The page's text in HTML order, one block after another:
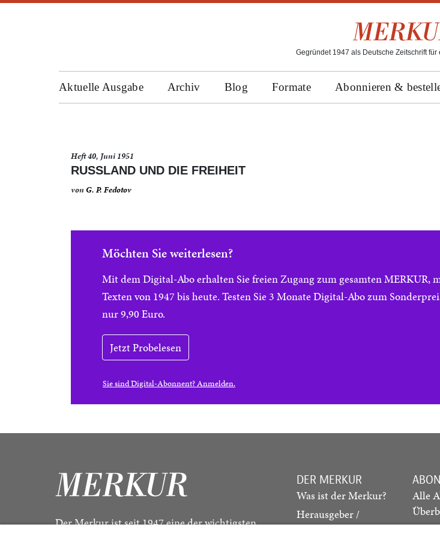
Gegründet 1947 als Deutsche Zeitschrift
Aktuelle Ausgabe Archiv Blog Formate Abonnieren &
Heft 40, Juni 1951
RUSSLAND UND DIE FREIHEIT
vonG. P. Fedotov
Möchten Sie weiterlesen?
Mit dem Digital-Abo erhalten Sie freien Zugang zum gesamten MERKUR,
Texten von 1947 bis heute. Testen Sie 3 Monate Digital-Abo zum
nur 9,90 Euro.
Jetzt Probelesen
Sie sind Digital-Abonnent? Anmelden.
Der Merkur ist seit 1947 eine der wichtigsten
DER MERKUR
Was ist der Merkur?
Herausgeber /
Redaktion
Alle